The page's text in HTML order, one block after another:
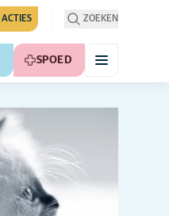
ACTIES ZOEKEN
SPOED